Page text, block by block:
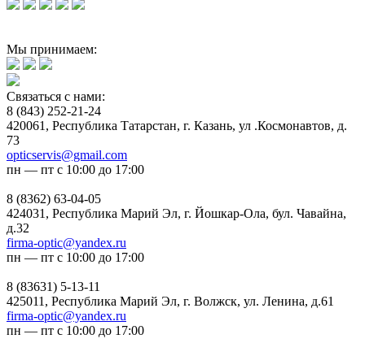
Мы принимаем:
Связаться с нами:
8 (843) 252-21-24
420061, Республика Татарстан, г. Казань, ул .Космонавтов, д.
73
opticservis@gmail.com
пн — пт с 10:00 до 17:00
8 (8362) 63-04-05
424031, Республика Марий Эл, г. Йошкар-Ола, бул. Чавайна,
д.32
firma-optic@yandex.ru
пн — пт с 10:00 до 17:00
8 (83631) 5-13-11
425011, Республика Марий Эл, г. Волжск, ул. Ленина, д.61
firma-optic@yandex.ru
пн — пт с 10:00 до 17:00